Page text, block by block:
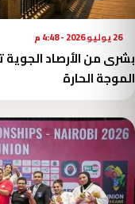
26 يوليو 2026 - 4:48 م
بشرى من الأرصاد
الموجة الحارة